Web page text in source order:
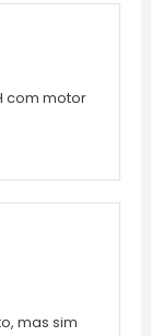
com motor
mas sim